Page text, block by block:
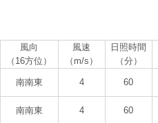
風向
（16方位）
風速
（m/s）
日照時間
（分）
南南東 4 60
南南東 4 60